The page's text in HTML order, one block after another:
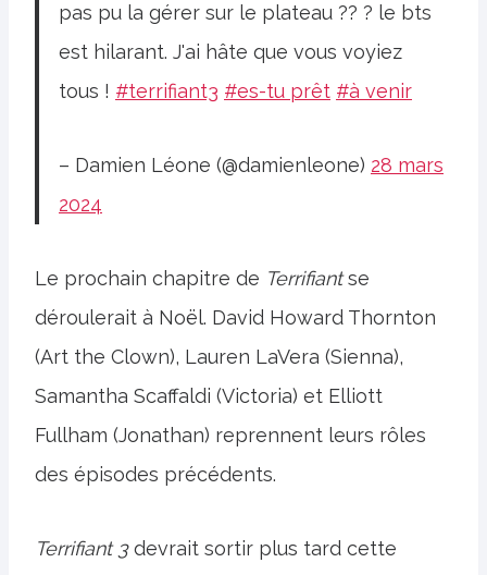
pas pu la gérer sur le plateau ?? ? le bts
est hilarant. J'ai hâte que vous voyiez
tous ! #terrifiant3 #es-tu prêt #à venir
– Damien Léone (@damienleone) 28 mars
2024
Le prochain chapitre de Terrifiantse
déroulerait à Noël. David Howard Thornton
(Art the Clown), Lauren LaVera (Sienna),
Samantha Scaffaldi (Victoria) et Elliott
Fullham (Jonathan) reprennent leurs rôles
des épisodes précédents.
Terrifiant 3devrait sortir plus tard cette